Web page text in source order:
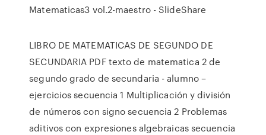
Matematicas3 vol.2-maestro - SlideShare
LIBRO DE MATEMATICAS DE SEGUNDO DE
SECUNDARIA PDF texto de matematica 2 de
segundo grado de secundaria - alumno –
ejercicios secuencia 1 Multiplicación y división
de números con signo secuencia 2 Problemas
aditivos con expresiones algebraicas secuencia